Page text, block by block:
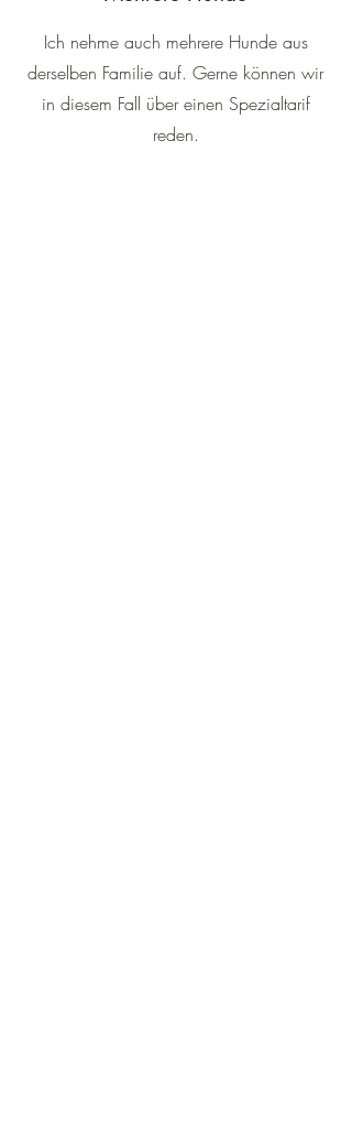
Ich nehme auch mehrere Hunde aus
derselben Familie auf. Gerne können wir
in diesem Fall über einen Spezialtarif
reden.